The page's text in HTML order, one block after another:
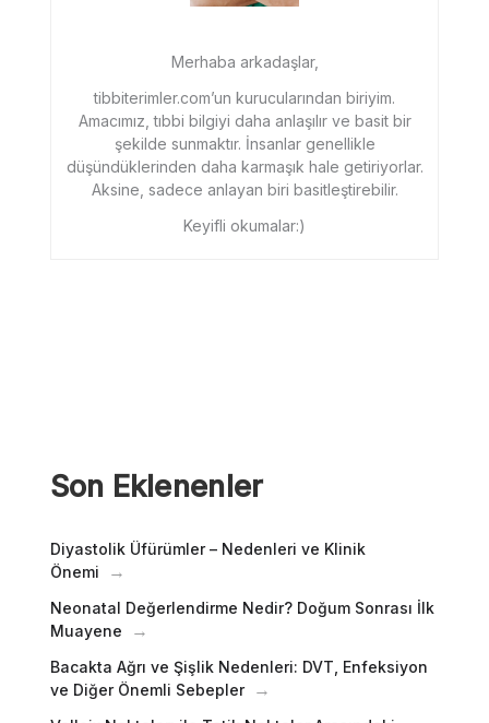
Merhaba arkadaşlar,
tibbiterimler.com’un kurucularından biriyim.
Amacımız, tıbbi bilgiyi daha anlaşılır ve basit bir
şekilde sunmaktır. İnsanlar genellikle
düşündüklerinden daha karmaşık hale getiriyorlar.
Aksine, sadece anlayan biri basitleştirebilir.
Keyifli okumalar:)
Son Eklenenler
Diyastolik Üfürümler – Nedenleri ve Klinik
Önemi
Neonatal Değerlendirme Nedir? Doğum Sonrası İlk
Muayene
Bacakta Ağrı ve Şişlik Nedenleri: DVT, Enfeksiyon
ve Diğer Önemli Sebepler